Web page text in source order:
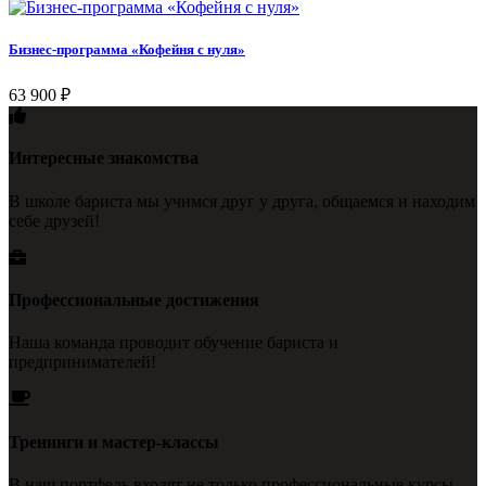
Бизнес-программа «Кофейня с нуля»
63 900 ₽
Интересные знакомства
В школе бариста мы учимся друг у друга, общаемся и находим
себе друзей!
Профессиональные достижения
Наша команда проводит обучение бариста и
предпринимателей!
Тренинги и мастер-классы